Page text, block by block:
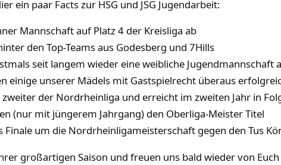
ein paar Facts zur HSG und JSG Jugendarbeit:
Mannschaft auf Platz 4 der Kreisliga ab
den Top-Teams aus Godesberg und 7Hills
seit langem wieder eine weibliche Jugendmannschaft
einige unserer Mädels mit Gastspielrecht überaus
der Nordrheinliga und erreicht im zweiten Jahr in
(nur mit jüngerem Jahrgang) den Oberliga-Meister Titel
um die Nordrheinligameisterschaft gegen den Tus
großartigen Saison und freuen uns bald wieder von Euch